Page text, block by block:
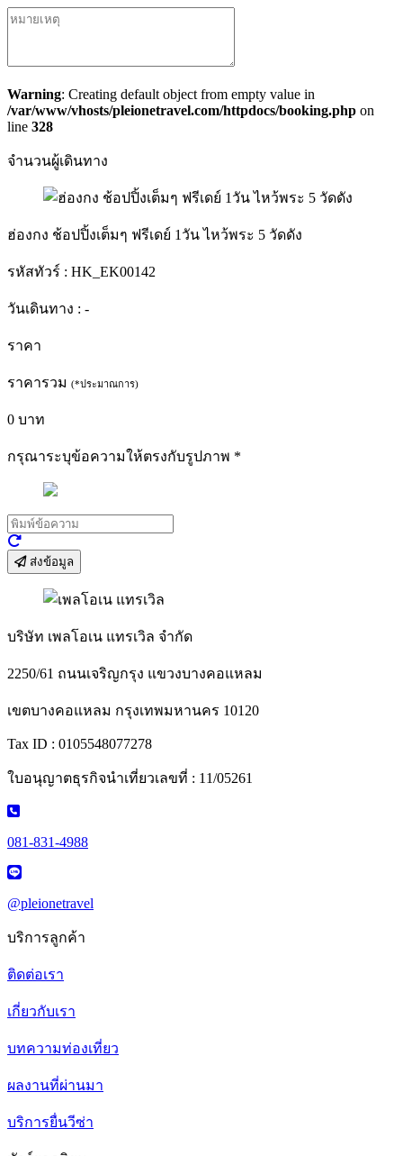
Warning: Creating default object from empty value in
/var/www/vhosts/pleionetravel.com/httpdocs/booking.php on
line 328
จำนวนผู้เดินทาง
ฮ่องกง ช้อปปิ้งเต็มๆ ฟรีเดย์ 1วัน ไหว้พระ 5 วัดดัง
รหัสทัวร์ : HK_EK00142
วันเดินทาง : -
ราคา
ราคารวม (*ประมาณการ)
0 บาท
กรุณาระบุข้อความให้ตรงกับรูปภาพ *
ส่งข้อมูล
บริษัท เพลโอเน แทรเวิล จำกัด
2250/61 ถนนเจริญกรุง แขวงบางคอแหลม
เขตบางคอแหลม กรุงเทพมหานคร 10120
Tax ID : 0105548077278
ใบอนุญาตธุรกิจนำเที่ยวเลขที่ : 11/05261
081-831-4988
@pleionetravel
บริการลูกค้า
ติดต่อเรา
เกี่ยวกับเรา
บทความท่องเที่ยว
ผลงานที่ผ่านมา
บริการยื่นวีซ่า